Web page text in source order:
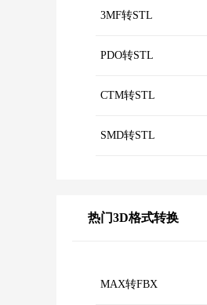
3MF转STL
PDO转STL
CTM转STL
SMD转STL
热门3D格式转换
MAX转FBX